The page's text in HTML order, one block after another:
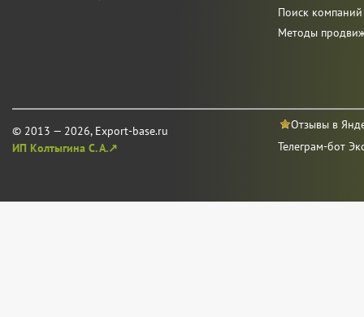
© 2013 — 2026, Export-base.ru
ИП Колтыгина С. А.↗
Поиск
Методы
Отзывы в
Телеграм-бот